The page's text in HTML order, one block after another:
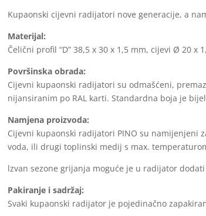
Kupaonski cijevni radijatori nove generacije, a
Materijal:
Čelični profil “D” 38,5 x 30 x 1,5 mm, cijevi Ø 20 x
Površinska obrada:
Cijevni kupaonski radijatori su odmašćeni,
nijansiranim po RAL karti. Standardna boja je
Namjena proizvoda:
Cijevni kupaonski radijatori PINO su namijenjeni
voda, ili drugi toplinski medij s max.
lzvan sezone grijanja moguće je u radijator
Pakiranje i sadržaj:
Svaki kupaonski radijator je pojedinačno